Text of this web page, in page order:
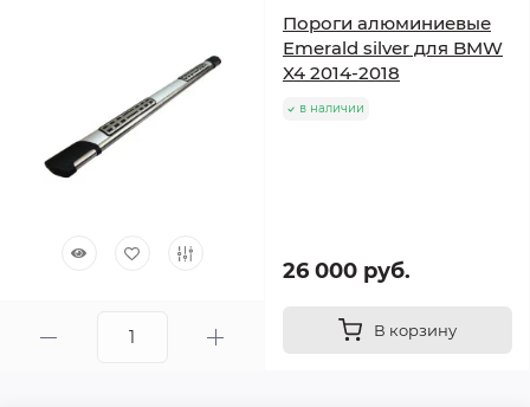
Пороги алюминиевые
Emerald silver для BMW
X4 2014-2018
в наличии
26 000 руб.
В корзину